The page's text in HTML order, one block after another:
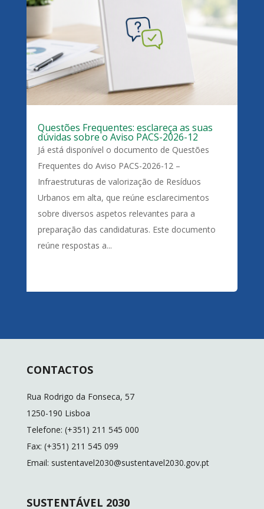
Questões Frequentes: esclareça as suas
dúvidas sobre o Aviso PACS-2026-12
Já está disponível o documento de Questões
Frequentes do Aviso PACS-2026-12 –
Infraestruturas de valorização de Resíduos
Urbanos em alta, que reúne esclarecimentos
sobre diversos aspetos relevantes para a
preparação das candidaturas. Este documento
reúne respostas a...
CONTACTOS
Rua Rodrigo da Fonseca, 57
1250-190 Lisboa
Telefone: (+351) 211 545 000
Fax: (+351) 211 545 099
Email: sustentavel2030@sustentavel2030.gov.pt
SUSTENTÁVEL 2030